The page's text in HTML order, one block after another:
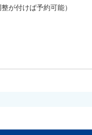
が付けば予約可能）